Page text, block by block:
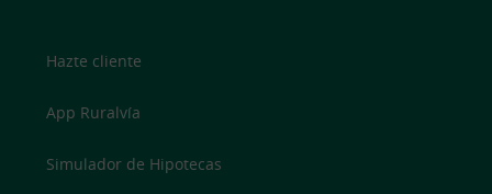
Hazte cliente
App Ruralvía
Simulador de Hipotecas